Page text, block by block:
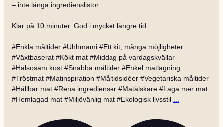
– inte långa ingredienslistor.
Klar på 10 minuter. God i mycket längre tid.
#Enkla måltider #Uhhmami #Ett kit, många möjligheter
#Växtbaserat #Kökt mat #Middag på vardagskvällar
#Hälsosam kost #Snabba måltider #Enkel matlagning
#Tröstmat #Matinspiration #Måltidsidéer #Vegetariska måltider
#Hållbar mat #Rena ingredienser #Matälskare #Laga mer mat
#Hemlagad mat #Miljövänlig mat #Ekologisk livsstil